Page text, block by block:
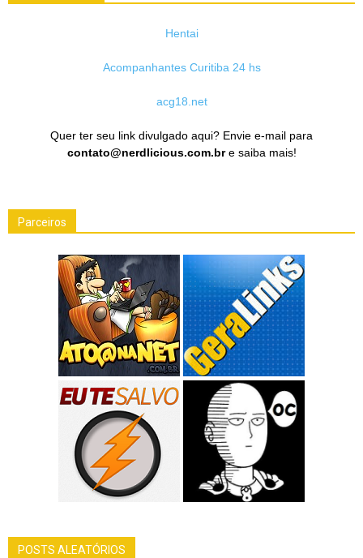
Hentai
Acompanhantes Curitiba 24 hs
acg18.net
Quer ter seu link divulgado aqui? Envie e-mail para
contato@nerdlicious.com.bre saiba mais!
Parceiros
POSTS ALEATÓRIOS